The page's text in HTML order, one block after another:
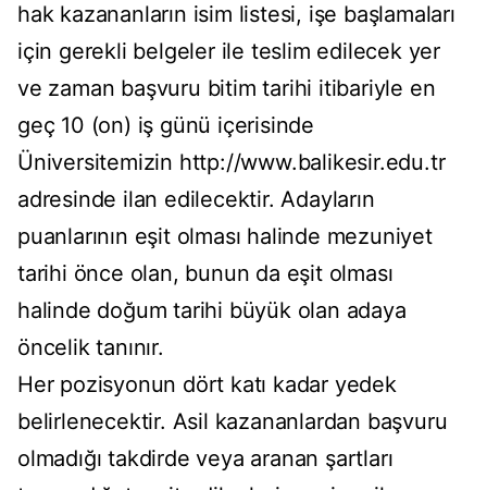
hak kazananların isim listesi, işe başlamaları
için gerekli belgeler ile teslim edilecek yer
ve zaman başvuru bitim tarihi itibariyle en
geç 10 (on) iş günü içerisinde
Üniversitemizin http://www.balikesir.edu.tr
adresinde ilan edilecektir. Adayların
puanlarının eşit olması halinde mezuniyet
tarihi önce olan, bunun da eşit olması
halinde doğum tarihi büyük olan adaya
öncelik tanınır.
Her pozisyonun dört katı kadar yedek
belirlenecektir. Asil kazananlardan başvuru
olmadığı takdirde veya aranan şartları